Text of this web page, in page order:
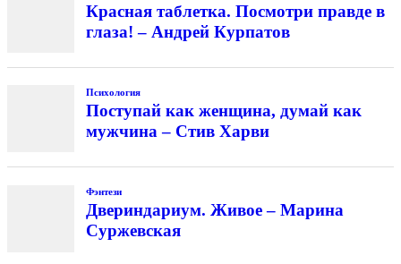
Красная таблетка. Посмотри правде в
глаза! – Андрей Курпатов
Психология
Поступай как женщина, думай как
мужчина – Стив Харви
Фэнтези
Двериндариум. Живое – Марина
Суржевская